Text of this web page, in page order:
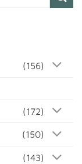
(156)
(172)
(150)
(143)